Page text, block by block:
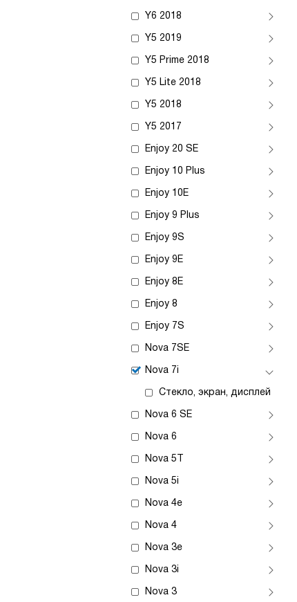
Y6 2018
Y5 2019
Y5 Prime 2018
Y5 Lite 2018
Y5 2018
Y5 2017
Enjoy 20 SE
Enjoy 10 Plus
Enjoy 10E
Enjoy 9 Plus
Enjoy 9S
Enjoy 9E
Enjoy 8E
Enjoy 8
Enjoy 7S
Nova 7SE
Nova 7i
Стекло, экран, дисплей
Nova 6 SE
Nova 6
Nova 5T
Nova 5i
Nova 4e
Nova 4
Nova 3e
Nova 3i
Nova 3